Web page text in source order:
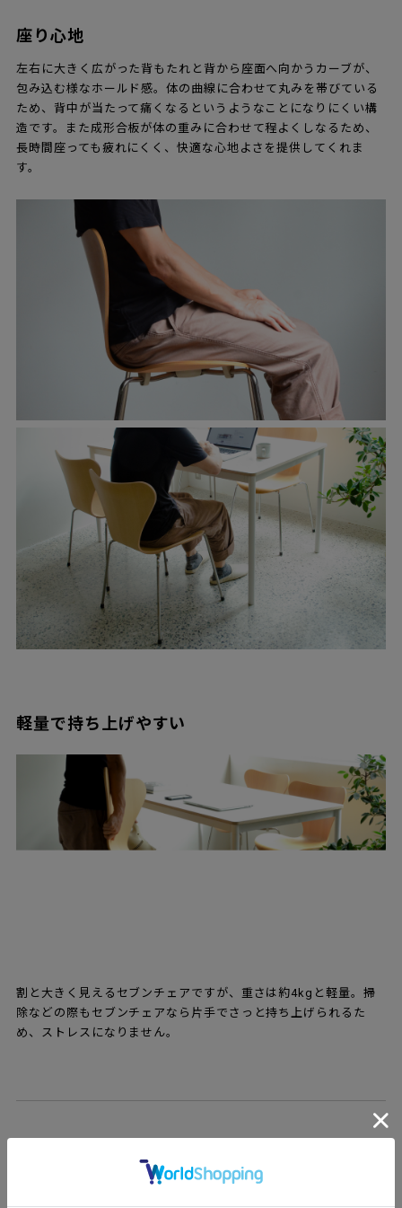
座り心地
左右に大きく広がった背もたれと背から座面へ向かうカーブが、
包み込む様なホールド感。体の曲線に合わせて丸みを帯びている
ため、背中が当たって痛くなるというようなことになりにくい構
造です。また成形合板が体の重みに合わせて程よくしなるため、
長時間座っても疲れにくく、快適な心地よさを提供してくれま
す。
軽量で持ち上げやすい
割と大きく見えるセブンチェアですが、重さは約4kgと軽量。掃
除などの際もセブンチェアなら片手でさっと持ち上げられるた
め、ストレスになりません。
セブンチェアの座面は薄い9枚の積層合板で構成されています。一